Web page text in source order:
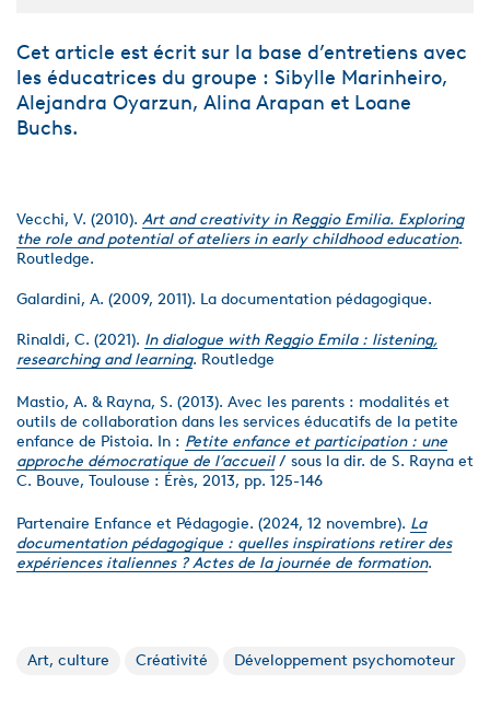
Cet article est écrit sur la base d’entretiens avec
les éducatrices du groupe : Sibylle Marinheiro,
Alejandra Oyarzun, Alina Arapan et Loane
Buchs.
Vecchi, V. (2010). Art and creativity in Reggio Emilia. Exploring
the role and potential of ateliers in early childhood education.
Routledge.
Galardini, A. (2009, 2011). La documentation pédagogique.
Rinaldi, C. (2021). In dialogue with Reggio Emila : listening,
researching and learning. Routledge
Mastio, A. & Rayna, S. (2013). Avec les parents : modalités et
outils de collaboration dans les services éducatifs de la petite
enfance de Pistoia. In : Petite enfance et participation : une
approche démocratique de l’accueil/ sous la dir. de S. Rayna et
C. Bouve, Toulouse : Érès, 2013, pp. 125-146
Partenaire Enfance et Pédagogie. (2024, 12 novembre). La
documentation pédagogique : quelles inspirations retirer des
expériences italiennes ? Actes de la journée de formation.
Art, culture Créativité Développement psychomoteur